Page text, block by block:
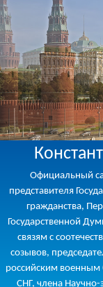
Официальный
представителя
гражданства,
Государственной
связям с
созывов,
российским военным
СНГ, члена Научно-